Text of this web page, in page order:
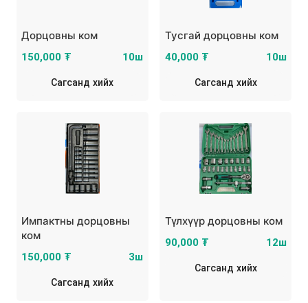
Дорцовны ком
150,000 ₮ 10ш
Сагсанд хийх
Тусгай дорцовны ком
40,000 ₮ 10ш
Сагсанд хийх
Импактны дорцовны
ком
150,000 ₮ 3ш
Сагсанд хийх
Түлхүүр дорцовны ком
90,000 ₮ 12ш
Сагсанд хийх